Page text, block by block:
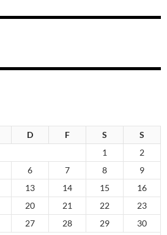
D F S
S
1
2
6 7 8
9
13 14 15
16
20 21 22
23
27 28 29
30